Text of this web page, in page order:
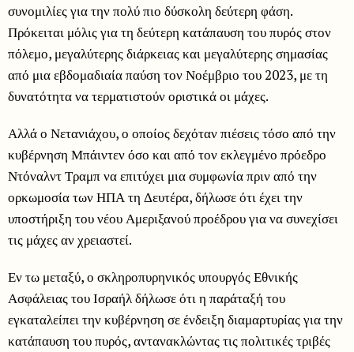
συνομιλίες για την πολύ πιο δύσκολη δεύτερη φάση.
Πρόκειται μόλις για τη δεύτερη κατάπαυση του πυρός στον
πόλεμο, μεγαλύτερης διάρκειας και μεγαλύτερης σημασίας
από μια εβδομαδιαία παύση τον Νοέμβριο του 2023, με τη
δυνατότητα να τερματιστούν οριστικά οι μάχες.
Αλλά ο Νετανιάχου, ο οποίος δεχόταν πιέσεις τόσο από την
κυβέρνηση Μπάιντεν όσο και από τον εκλεγμένο πρόεδρο
Ντόναλντ Τραμπ να επιτύχει μια συμφωνία πριν από την
ορκωμοσία των ΗΠΑ τη Δευτέρα, δήλωσε ότι έχει την
υποστήριξη του νέου Αμεριξανού προέδρου για να συνεχίσει
τις μάχες αν χρειαστεί.
Εν τω μεταξύ, ο σκληροπυρηνικός υπουργός Εθνικής
Ασφάλειας του Ισραήλ δήλωσε ότι η παράταξή του
εγκαταλείπει την κυβέρνηση σε ένδειξη διαμαρτυρίας για την
κατάπαυση του πυρός, αντανακλώντας τις πολιτικές τριβές